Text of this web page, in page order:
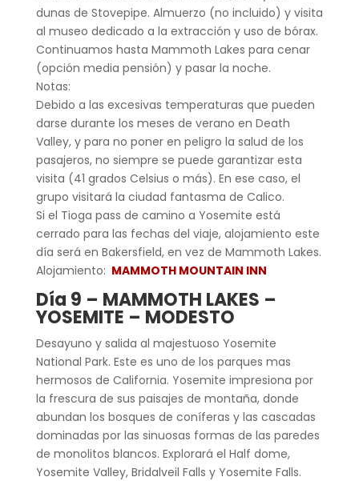
dunas de Stovepipe. Almuerzo (no incluido) y visita
al museo dedicado a la extracción y uso de bórax.
Continuamos hasta Mammoth Lakes para cenar
(opción media pensión) y pasar la noche.
Notas:
Debido a las excesivas temperaturas que pueden
darse durante los meses de verano en Death
Valley, y para no poner en peligro la salud de los
pasajeros, no siempre se puede garantizar esta
visita (41 grados Celsius o más). En ese caso, el
grupo visitará la ciudad fantasma de Calico.
Si el Tioga pass de camino a Yosemite está
cerrado para las fechas del viaje, alojamiento este
día será en Bakersfield, en vez de Mammoth Lakes.
Alojamiento: MAMMOTH MOUNTAIN INN
Día 9 – MAMMOTH LAKES –
YOSEMITE – MODESTO
Desayuno y salida al majestuoso Yosemite
National Park. Este es uno de los parques mas
hermosos de California. Yosemite impresiona por
la frescura de sus paisajes de montaña, donde
abundan los bosques de coníferas y las cascadas
dominadas por las sinuosas formas de las paredes
de monolitos blancos. Explorará el Half dome,
Yosemite Valley, Bridalveil Falls y Yosemite Falls.